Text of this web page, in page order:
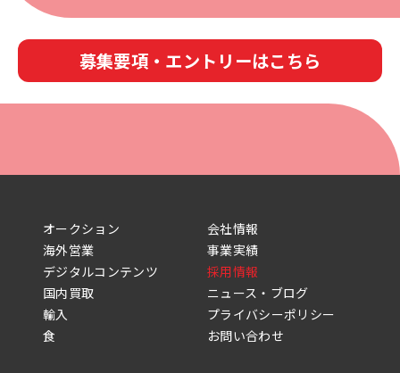
募集要項・エントリーはこちら
オークション
海外営業
デジタルコンテンツ
国内買取
輸入
食
会社情報
事業実績
採用情報
ニュース・ブログ
プライバシーポリシー
お問い合わせ